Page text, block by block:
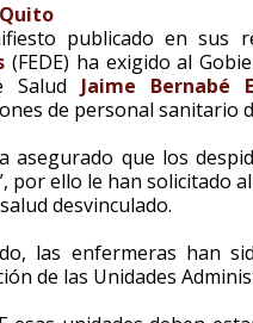
publicado en sus
(FEDE) ha exigido al
Salud Jaime Bernabé
de personal sanitario
asegurado que los
por ello le han solicitado
desvinculado.
las enfermeras han
de las Unidades